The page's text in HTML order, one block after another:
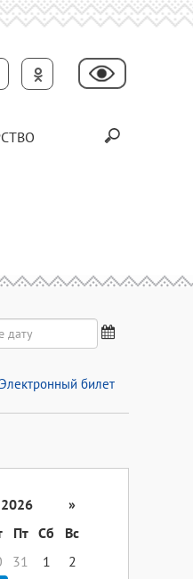
Электронный билет
2026
»
Пт Сб
Вс
31 1
2